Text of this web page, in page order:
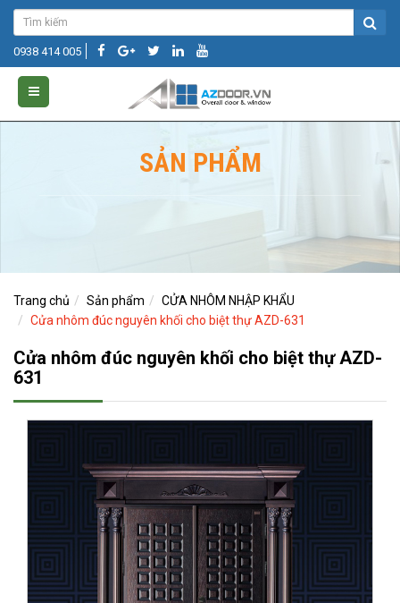
0938 414 005
SẢN PHẨM
Trang chủ Sản phẩm
CỬA NHÔM NHẬP KHẨU
Cửa nhôm đúc nguyên khối cho biệt thự AZD-631
Cửa nhôm đúc nguyên khối cho biệt thự AZD-
631